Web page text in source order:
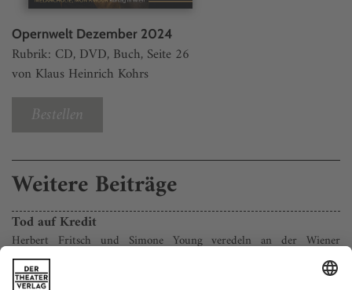
Opernwelt Dezember 2024
Rubrik: CD, DVD, Buch, Seite 26
von Klaus Heinrich Kohrs
Bestellen
Weitere Beiträge
Tod auf Kredit
Herbert Fritsch und Simone Young veredeln an der Wiener
Staatsoper die Österreichische Erstaufführung von Kurtágs «Fin de
partie»